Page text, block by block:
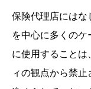
保険代理店にはな
を中心に多くの
に使用することは
ィの観点から禁